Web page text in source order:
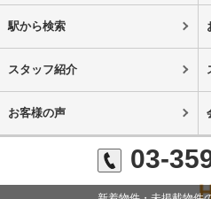
駅から検索
スタッフ紹介
お客様の声
03-